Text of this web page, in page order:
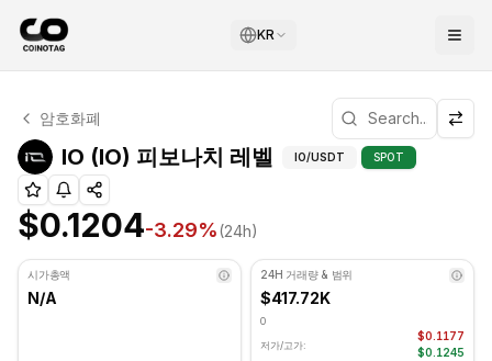
KR
IO 기술적 분석
IO 현재 $0.1204에 거래되고 있습니다. RSI 지표는 31.94
암호화폐
IO (IO) 피보나치 레벨 IO (IO) 피보나치 레
IO/USDT SPOT
$0.1204-3.29%(24h)
시가총액
N/A
24H 거래량 & 범위
$417.72K
0
저가/고가:
$0.1177
$0.1245